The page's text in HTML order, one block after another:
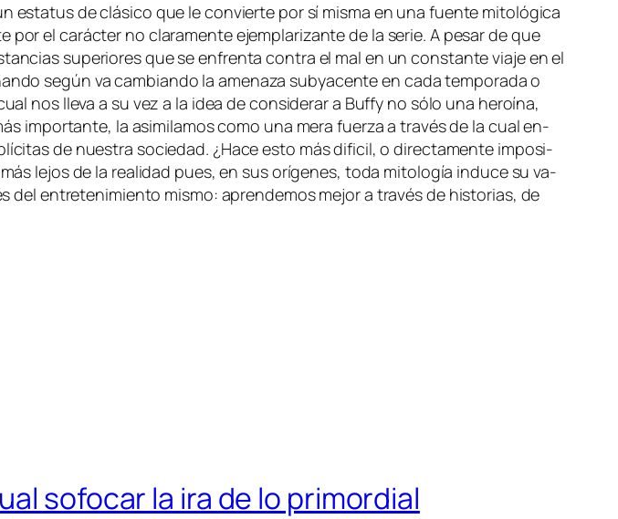
es­ta­tus de clá­si­co que le con­vier­te por sí mis­ma en una fuen­te mi­to­ló­gi­ca
el ca­rác­ter no cla­ra­men­te ejem­pla­ri­zan­te de la se­rie. A pe­sar de que
su­pe­rio­res que se en­fren­ta con­tra el mal en un cons­tan­te via­je en el
se­gún va cam­bian­do la ame­na­za sub­ya­cen­te en ca­da tem­po­ra­da o
nos lle­va a su vez a la idea de con­si­de­rar a Buffy no só­lo una he­roí­na,
im­por­tan­te, la asi­mi­la­mos co­mo una me­ra fuer­za a tra­vés de la cual en­
de nues­tra so­cie­dad. ¿Hace es­to más di­fi­cil, o di­rec­ta­men­te im­po­si­
le­jos de la reali­dad pues, en sus orí­ge­nes, to­da mi­to­lo­gía in­du­ce su va­
en­tre­te­ni­mien­to mis­mo: apren­de­mos me­jor a tra­vés de his­to­rias, de
sofocar la ira de lo primordial